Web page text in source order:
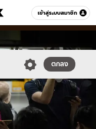
เข้าสู่ระบบสมาชิก
หมวดอื่นๆ
ตกลง